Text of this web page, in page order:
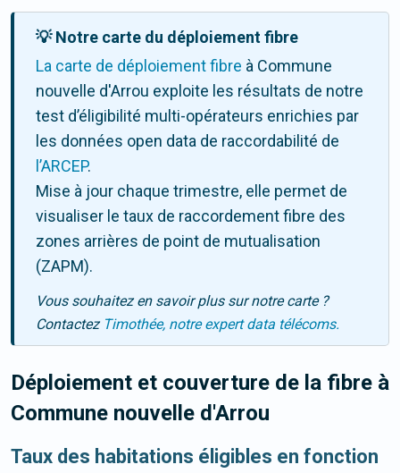
💡 Notre carte du déploiement fibre
La carte de déploiement fibre à Commune
nouvelle d'Arrou exploite les résultats de notre
test d’éligibilité multi-opérateurs enrichies par
les données open data de raccordabilité de
l’ARCEP.
Mise à jour chaque trimestre, elle permet de
visualiser le taux de raccordement fibre des
zones arrières de point de mutualisation
(ZAPM).
Vous souhaitez en savoir plus sur notre carte ?
Contactez Timothée, notre expert data télécoms.
Déploiement et couverture de la fibre à
Commune nouvelle d'Arrou
Taux des habitations éligibles en fonction